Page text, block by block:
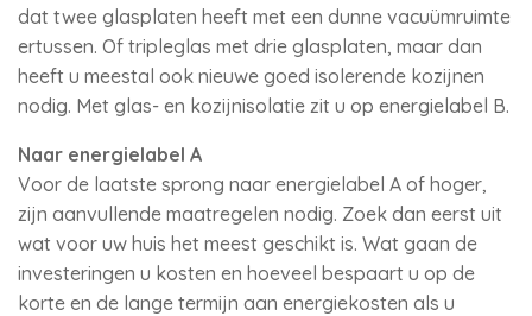
dat twee glasplaten heeft met een dunne vacuümruimte
ertussen. Of tripleglas met drie glasplaten, maar dan
heeft u meestal ook nieuwe goed isolerende kozijnen
nodig. Met glas- en kozijnisolatie zit u op energielabel B.
Naar energielabel A
Voor de laatste sprong naar energielabel A of hoger,
zijn aanvullende maatregelen nodig. Zoek dan eerst uit
wat voor uw huis het meest geschikt is. Wat gaan de
investeringen u kosten en hoeveel bespaart u op de
korte en de lange termijn aan energiekosten als u